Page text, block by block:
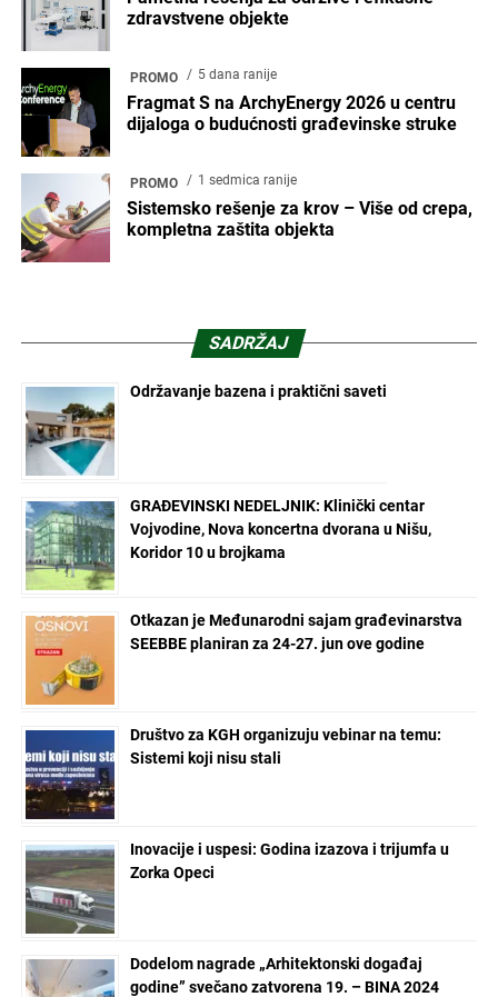
zdravstvene objekte
PROMO 5 dana ranije
Fragmat S na ArchyEnergy 2026 u centru
dijaloga o budućnosti građevinske struke
PROMO 1 sedmica ranije
Sistemsko rešenje za krov – Više od crepa,
kompletna zaštita objekta
SADRŽAJ
Održavanje bazena i praktični saveti
GRAĐEVINSKI NEDELJNIK: Klinički centar
Vojvodine, Nova koncertna dvorana u Nišu,
Koridor 10 u brojkama
Otkazan je Međunarodni sajam građevinarstva
SEEBBE planiran za 24-27. jun ove godine
Društvo za KGH organizuju vebinar na temu:
Sistemi koji nisu stali
Inovacije i uspesi: Godina izazova i trijumfa u
Zorka Opeci
Dodelom nagrade „Arhitektonski događaj
godine” svečano zatvorena 19. – BINA 2024